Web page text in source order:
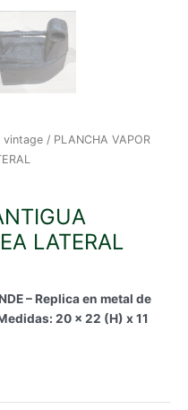
vintage / PLANCHA VAPOR
LATERAL
– Replica en metal de
20 x 22 (H) x 11